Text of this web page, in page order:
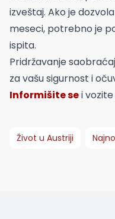
izveštaj. Ako je
meseci, potrebno je
ispita.
Pridržavanje
za vašu sigurnost i
Informišite sei
Život u Austriji